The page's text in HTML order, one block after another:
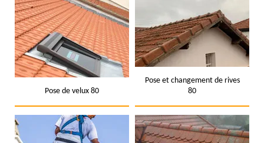
Pose de velux 80
Pose et changement de rives
80